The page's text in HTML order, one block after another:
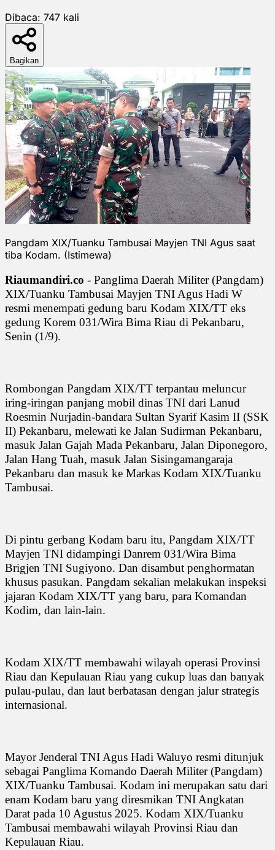
Dibaca: 747 kali
Bagikan
Pangdam XIX/Tuanku Tambusai Mayjen TNI Agus saat
tiba Kodam. (Istimewa)
Riaumandiri.co - Panglima Daerah Militer (Pangdam)
XIX/Tuanku Tambusai Mayjen TNI Agus Hadi W
resmi menempati gedung baru Kodam XIX/TT eks
gedung Korem 031/Wira Bima Riau di Pekanbaru,
Senin (1/9).
Rombongan Pangdam XIX/TT terpantau meluncur
iring-iringan panjang mobil dinas TNI dari Lanud
Roesmin Nurjadin-bandara Sultan Syarif Kasim II (SSK
II) Pekanbaru, melewati ke Jalan Sudirman Pekanbaru,
masuk Jalan Gajah Mada Pekanbaru, Jalan Diponegoro,
Jalan Hang Tuah, masuk Jalan Sisingamangaraja
Pekanbaru dan masuk ke Markas Kodam XIX/Tuanku
Tambusai.
Di pintu gerbang Kodam baru itu, Pangdam XIX/TT
Mayjen TNI didampingi Danrem 031/Wira Bima
Brigjen TNI Sugiyono. Dan disambut penghormatan
khusus pasukan. Pangdam sekalian melakukan inspeksi
jajaran Kodam XIX/TT yang baru, para Komandan
Kodim, dan lain-lain.
Kodam XIX/TT membawahi wilayah operasi Provinsi
Riau dan Kepulauan Riau yang cukup luas dan banyak
pulau-pulau, dan laut berbatasan dengan jalur strategis
internasional.
Mayor Jenderal TNI Agus Hadi Waluyo resmi ditunjuk
sebagai Panglima Komando Daerah Militer (Pangdam)
XIX/Tuanku Tambusai. Kodam ini merupakan satu dari
enam Kodam baru yang diresmikan TNI Angkatan
Darat pada 10 Agustus 2025. Kodam XIX/Tuanku
Tambusai membawahi wilayah Provinsi Riau dan
Kepulauan Riau.